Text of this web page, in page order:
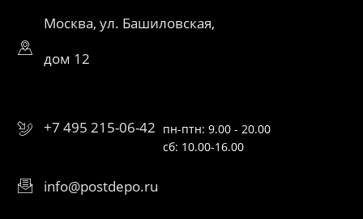
Москва, ул. Башиловская,
дом 12
+7 495 215-06-42 пн-птн: 9.00 - 20.00
сб: 10.00-16.00
info@postdepo.ru